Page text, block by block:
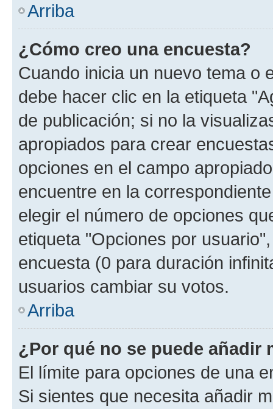
Arriba
¿Cómo creo una encuesta?
Cuando inicia un nuevo tema o
debe hacer clic en la etiqueta
de publicación; si no la
apropiados para crear
opciones en el campo
encuentre en la
elegir el número de opciones
etiqueta "Opciones por
encuesta (0 para duración
usuarios cambiar su votos.
Arriba
¿Por qué no se puede añadir
El límite para opciones de una
Si sientes que necesita añadir